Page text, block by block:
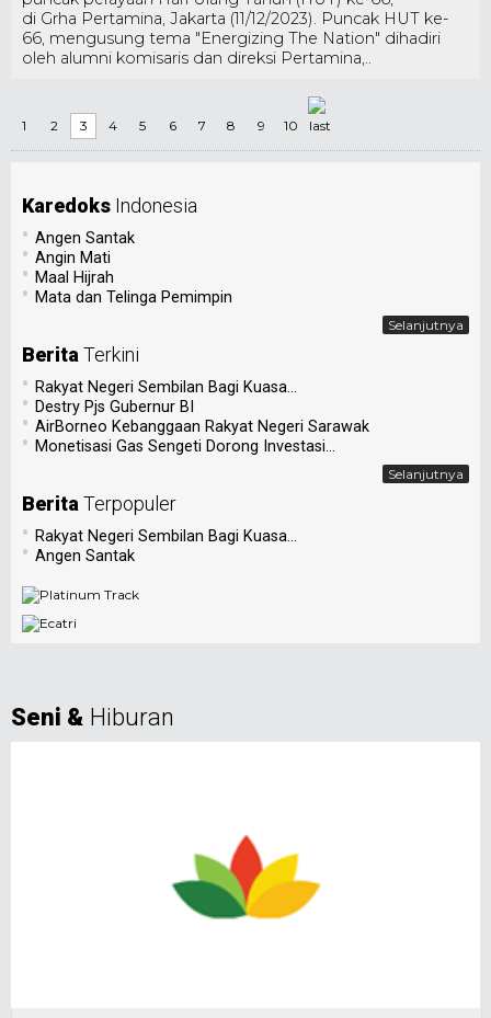
di Grha Pertamina, Jakarta (11/12/2023). Puncak HUT ke-
66, mengusung tema "Energizing The Nation" dihadiri
oleh alumni komisaris dan direksi Pertamina,..
1 2 3 4 5 6 7 8 9 10
Karedoks Indonesia
• Angen Santak
• Angin Mati
• Maal Hijrah
• Mata dan Telinga Pemimpin
Selanjutnya
Berita Terkini
• Rakyat Negeri Sembilan Bagi Kuasa...
• Destry Pjs Gubernur BI
• AirBorneo Kebanggaan Rakyat Negeri Sarawak
• Monetisasi Gas Sengeti Dorong Investasi...
Selanjutnya
Berita Terpopuler
• Rakyat Negeri Sembilan Bagi Kuasa...
• Angen Santak
Seni & Hiburan